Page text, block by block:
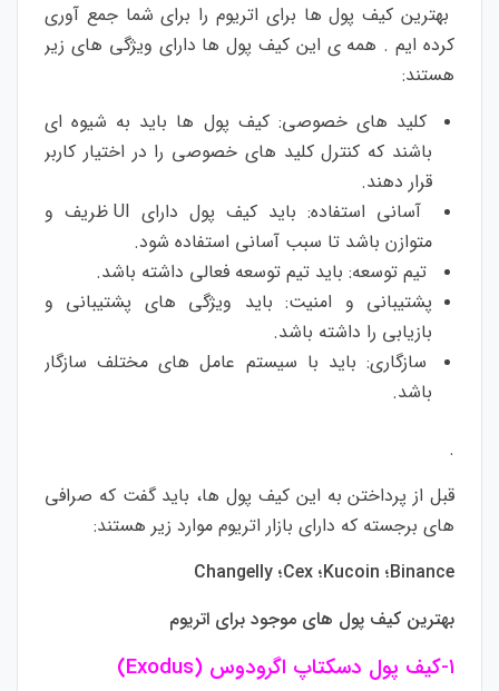
بهترین کیف پول ها برای اتریوم را برای شما جمع آوری
کرده ایم . همه ی این کیف پول ها دارای ویژگی های زیر
هستند:
کلید های خصوصی: کیف پول ها باید به شیوه ای
باشند که کنترل کلید های خصوصی را در اختیار کاربر
قرار دهند.
آسانی استفاده: باید کیف پول دارای UI ظریف و
متوازن باشد تا سبب آسانی استفاده شود.
تیم توسعه: باید تیم توسعه فعالی داشته باشد.
پشتیبانی و امنیت: باید ویژگی های پشتیبانی و
بازیابی را داشته باشد.
سازگاری: باید با سیستم عامل های مختلف سازگار
باشد.
.
قبل از پرداختن به این کیف پول ها، باید گفت که صرافی
های برجسته که دارای بازار اتریوم موارد زیر هستند:
Binance؛ Kucoin؛ Cex؛ Changelly
بهترین کیف پول های موجود برای اتریوم
۱-کیف پول دسکتاپ اگرودوس (Exodus)